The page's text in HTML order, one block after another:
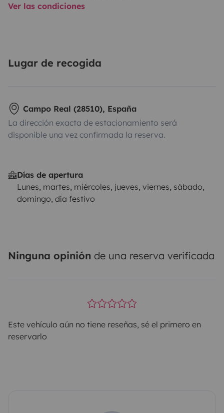
Ver las condiciones
Lugar de recogida
Campo Real (28510), España
La dirección exacta de estacionamiento será
disponible una vez confirmada la reserva.
Días de apertura
Lunes, martes, miércoles, jueves, viernes, sábado,
domingo, día festivo
Ninguna opinión de una reserva verificada
Este vehículo aún no tiene reseñas, sé el primero en
reservarlo